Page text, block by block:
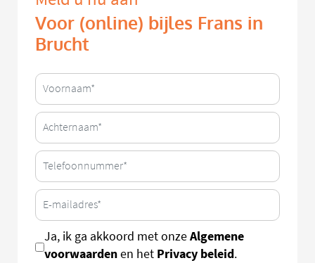
Voor (online) bijles Frans in
Brucht
Ja, ik ga akkoord met onzeAlgemene
voorwaardenen het Privacy beleid.